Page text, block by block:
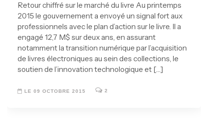
Retour chiffré sur le marché du livre Au printemps
2015 le gouvernement a envoyé un signal fort aux
professionnels avec le plan d’action sur le livre. Il a
engagé 12,7 M$ sur deux ans, en assurant
notamment la transition numérique par l’acquisition
de livres électroniques au sein des collections, le
soutien de l’innovation technologique et […]
LE 09 OCTOBRE 2015 2